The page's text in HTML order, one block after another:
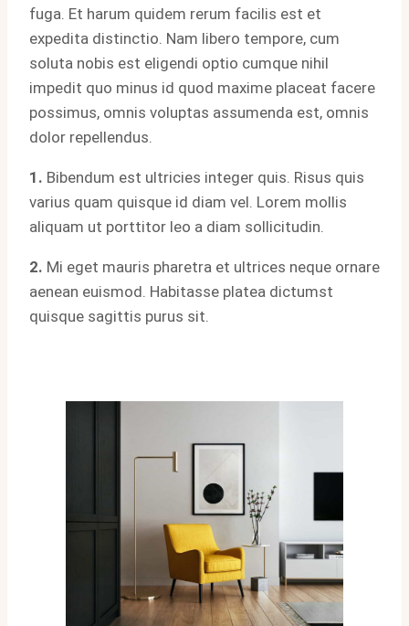
fuga. Et harum quidem rerum facilis est et
expedita distinctio. Nam libero tempore, cum
soluta nobis est eligendi optio cumque nihil
impedit quo minus id quod maxime placeat facere
possimus, omnis voluptas assumenda est, omnis
dolor repellendus.
1. Bibendum est ultricies integer quis. Risus quis
varius quam quisque id diam vel. Lorem mollis
aliquam ut porttitor leo a diam sollicitudin.
2. Mi eget mauris pharetra et ultrices neque ornare
aenean euismod. Habitasse platea dictumst
quisque sagittis purus sit.